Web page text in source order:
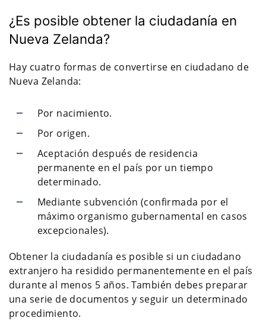
¿Es posible obtener la ciudadanía en
Nueva Zelanda?
Hay cuatro formas de convertirse en ciudadano de
Nueva Zelanda:
Por nacimiento.
Por origen.
Aceptación después de residencia
permanente en el país por un tiempo
determinado.
Mediante subvención (confirmada por el
máximo organismo gubernamental en casos
excepcionales).
Obtener la ciudadanía es posible si un ciudadano
extranjero ha residido permanentemente en el país
durante al menos 5 años. También debes preparar
una serie de documentos y seguir un determinado
procedimiento.